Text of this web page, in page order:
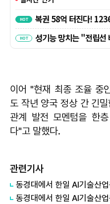
이어 "현재 최종 조율 중
도 작년 양국 정상 간 긴
관계 발전 모멘텀을 한
다"고 말했다.
관련기사
동경대에서 한일 AI기술산
동경대에서 한일 AI기술산